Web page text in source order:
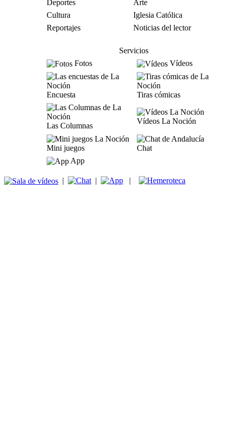
Deportes
Arte
Cultura
Iglesia Católica
Reportajes
Noticias del lector
Servicios
Fotos
Vídeos
Encuesta Tiras cómicas
Las Columnas
Vídeos La Noción
Mini juegos
Chat
App
| | |